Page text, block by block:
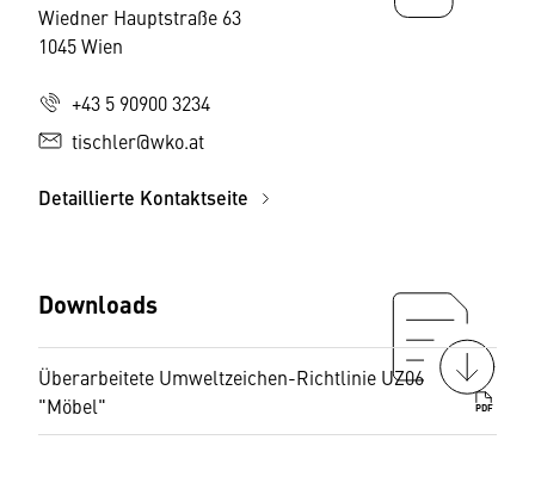
Wiedner Hauptstraße 63
1045 Wien
+43 5 90900 3234
tischler@wko.at
Detaillierte Kontaktseite
Downloads
Überarbeitete Umweltzeichen-Richtlinie UZ06
"Möbel"
PDF